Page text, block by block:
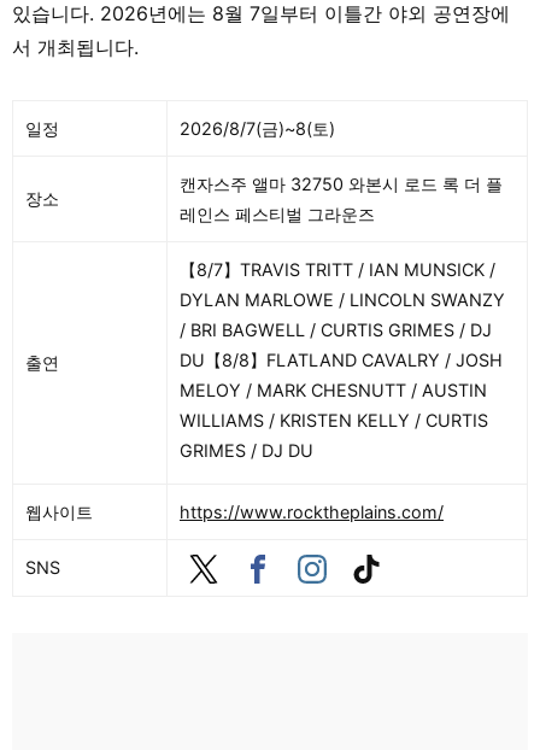
있습니다. 2026년에는 8월 7일부터 이틀간 야외 공연장에
서 개최됩니다.
일정 2026/8/7(금)~8(토)
장소
캔자스주 앨마 32750 와본시 로드 록 더 플
레인스 페스티벌 그라운즈
출연
【8/7】TRAVIS TRITT / IAN MUNSICK /
DYLAN MARLOWE / LINCOLN SWANZY
/ BRI BAGWELL / CURTIS GRIMES / DJ
DU【8/8】FLATLAND CAVALRY / JOSH
MELOY / MARK CHESNUTT / AUSTIN
WILLIAMS / KRISTEN KELLY / CURTIS
GRIMES / DJ DU
웹사이트 https://www.rocktheplains.com/
SNS